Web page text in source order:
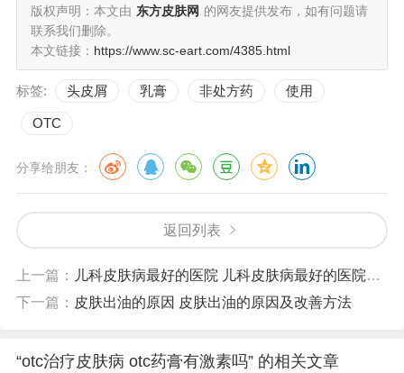
版权声明：本文由 东方皮肤网 的网友提供发布，如有问题请
联系我们删除。
本文链接： https://www.sc-eart.com/4385.html
标签: 头皮屑 乳膏 非处方药 使用
OTC
分享给朋友：
返回列表
上一篇：
儿科皮肤病最好的医院 儿科皮肤病最好的医院郑州
下一篇： 皮肤出油的原因 皮肤出油的原因及改善方法
“otc治疗皮肤病 otc药膏有激素吗” 的相关文章